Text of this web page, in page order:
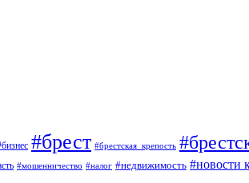
#брест #брестская_крепость
#мошенничество #налог #недвижимость #новости